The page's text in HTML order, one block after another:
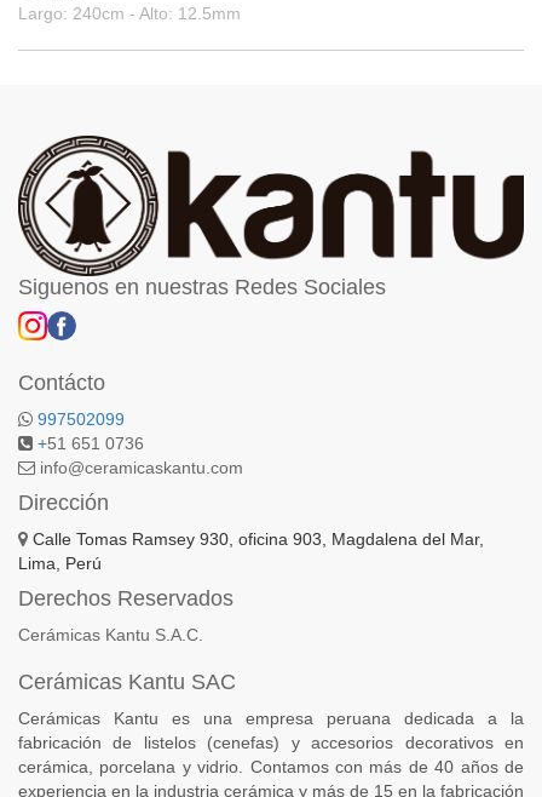
Largo: 240cm - Alto: 12.5mm
Siguenos en nuestras Redes Sociales
Contácto
997502099
+51 651 0736
info@ceramicaskantu.com
Dirección
Calle Tomas Ramsey 930, oficina 903, Magdalena del Mar,
Lima, Perú
Derechos Reservados
Cerámicas Kantu S.A.C.
Cerámicas Kantu SAC
Cerámicas Kantu es una empresa peruana dedicada a la
fabricación de listelos (cenefas) y accesorios decorativos en
cerámica, porcelana y vidrio. Contamos con más de 40 años de
experiencia en la industria cerámica y más de 15 en la fabricación